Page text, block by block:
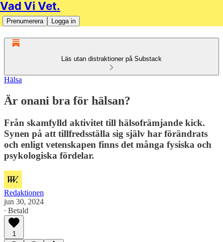
Vad Vi Vet.
Prenumerera Logga in
Läs utan distraktioner på Substack
Hälsa
Är onani bra för hälsan?
Från skamfylld aktivitet till hälsofrämjande kick.
Synen på att tillfredsställa sig själv har förändrats
och enligt vetenskapen finns det många fysiska och
psykologiska fördelar.
Redaktionen
jun 30, 2024
∙ Betald
1